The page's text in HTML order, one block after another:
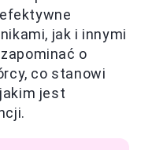
jak i innymi
o
co stanowi
jest